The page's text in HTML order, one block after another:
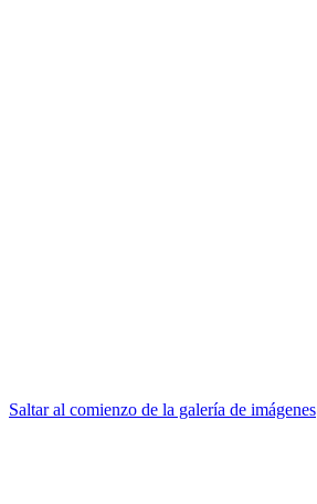
Saltar al comienzo de la galería de imágenes